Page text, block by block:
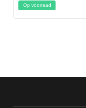
Op voorraad